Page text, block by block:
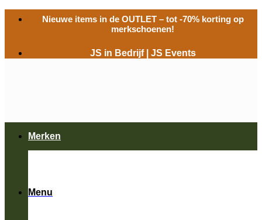
naar
Nieuwe items in de OUTLET– tot -70% korting op
merkschoenen!
JS in Bedrijf JS Events
Menu
Merken